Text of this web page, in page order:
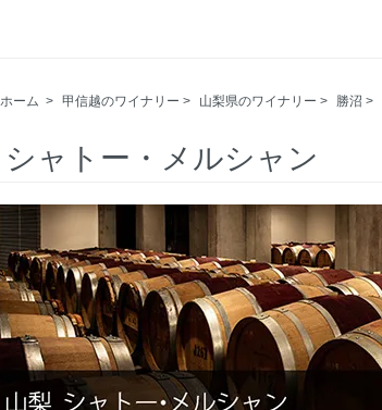
ホーム > 甲信越のワイナリー > 山梨県のワイナリー > 勝沼 >
シャトー・メルシャン